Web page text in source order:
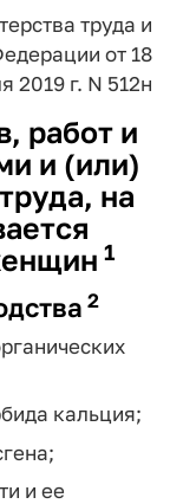
труда и
от 18
2019 г. N 512н
работ и
и (или)
на
1
2
кальция;
и ее